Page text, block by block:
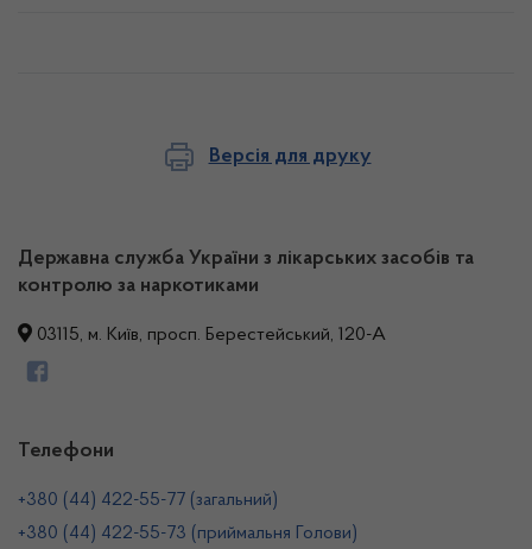
Версія для друку
Державна служба України з лікарських засобів та
контролю за наркотиками
03115, м. Київ, просп. Берестейський, 120-А
Телефони
+380 (44) 422-55-77 (загальний)
+380 (44) 422-55-73 (приймальня Голови)